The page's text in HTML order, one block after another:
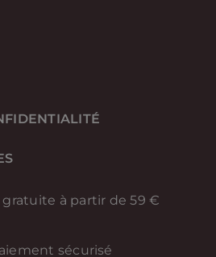
gratuite à partir de 59 €
sécurisé